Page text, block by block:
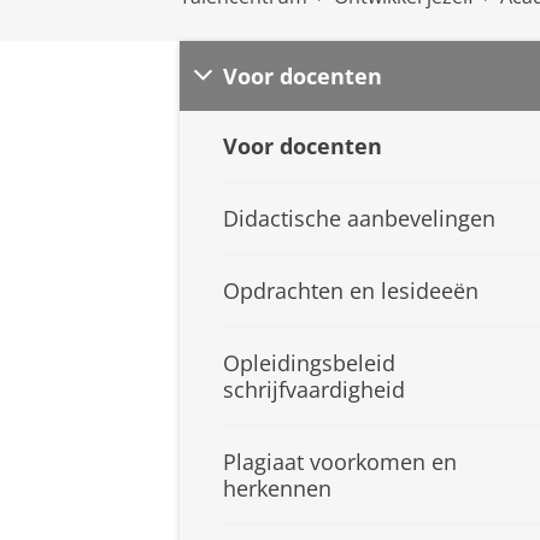
Voor docenten
Voor docenten
Didactische aanbevelingen
Opdrachten en lesideeën
Opleidingsbeleid
schrijfvaardigheid
Plagiaat voorkomen en
herkennen